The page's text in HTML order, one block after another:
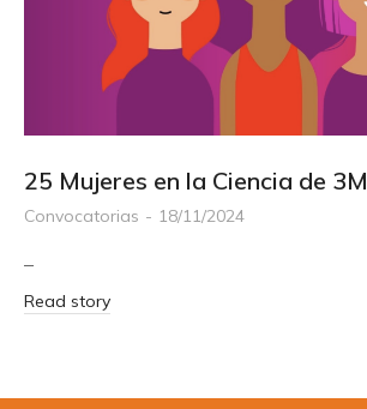
25 Mujeres en la Ciencia de 3M
Convocatorias 18/11/2024
–
Read story